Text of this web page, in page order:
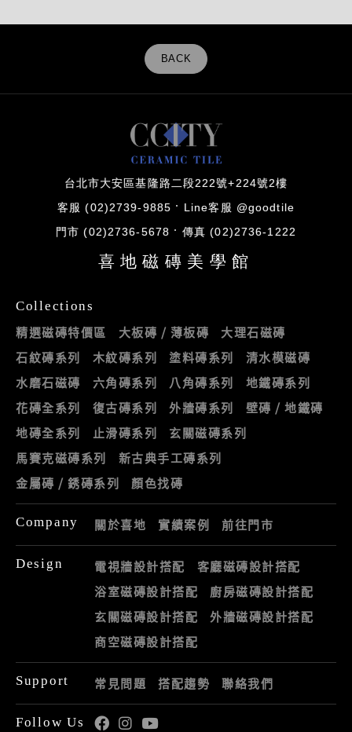
BACK
台北市大安區基隆路二段222號+224號2樓
客服 (02)2739-9885 Line客服 @goodtile
門市 (02)2736-5678 傳真 (02)2736-1222
喜地磁磚美學館
Collections
精選磁磚特價區 大板磚 / 薄板磚
大理石磁磚
石紋磚系列
木紋磚系列 塗料磚系列
清水模磁磚
水磨石磁磚
六角磚系列 八角磚系列
地鐵磚系列
花磚全系列
復古磚系列 外牆磚系列
壁磚 / 地鐵磚
地磚全系列
止滑磚系列
玄關磁磚系列
馬賽克磁磚系列
新古典手工磚系列
金屬磚 / 銹磚系列
顏色找磚
Company 關於喜地 實績案例 前往門市
Design 電視牆設計搭配
客廳磁磚設計搭配
浴室磁磚設計搭配
廚房磁磚設計搭配
玄關磁磚設計搭配
外牆磁磚設計搭配
商空磁磚設計搭配
Support 常見問題 搭配趨勢 聯絡我們
Follow Us